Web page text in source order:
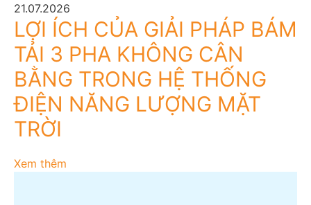
21.07.2026
LỢI ÍCH CỦA GIẢI PHÁP BÁM
TẢI 3 PHA KHÔNG CÂN
BẰNG TRONG HỆ THỐNG
ĐIỆN NĂNG LƯỢNG MẶT
TRỜI
Xem thêm